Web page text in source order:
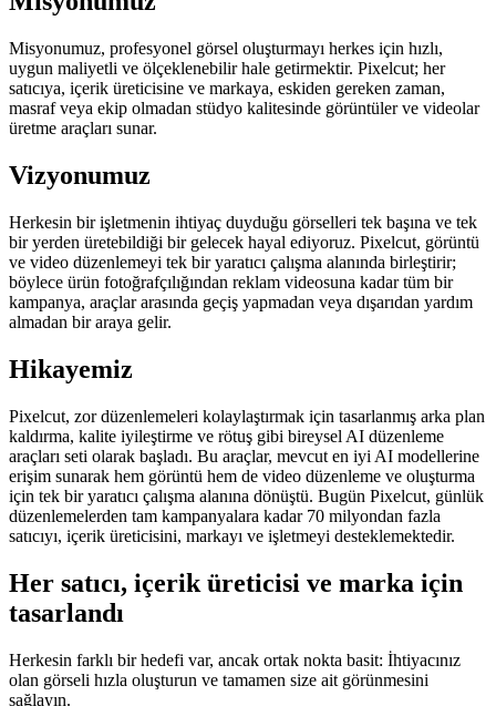
Misyonumuz, profesyonel görsel oluşturmayı herkes için hızlı,
uygun maliyetli ve ölçeklenebilir hale getirmektir. Pixelcut; her
satıcıya, içerik üreticisine ve markaya, eskiden gereken zaman,
masraf veya ekip olmadan stüdyo kalitesinde görüntüler ve videolar
üretme araçları sunar.
Vizyonumuz
Herkesin bir işletmenin ihtiyaç duyduğu görselleri tek başına ve tek
bir yerden üretebildiği bir gelecek hayal ediyoruz. Pixelcut, görüntü
ve video düzenlemeyi tek bir yaratıcı çalışma alanında birleştirir;
böylece ürün fotoğrafçılığından reklam videosuna kadar tüm bir
kampanya, araçlar arasında geçiş yapmadan veya dışarıdan yardım
almadan bir araya gelir.
Hikayemiz
Pixelcut, zor düzenlemeleri kolaylaştırmak için tasarlanmış arka plan
kaldırma, kalite iyileştirme ve rötuş gibi bireysel AI düzenleme
araçları seti olarak başladı. Bu araçlar, mevcut en iyi AI modellerine
erişim sunarak hem görüntü hem de video düzenleme ve oluşturma
için tek bir yaratıcı çalışma alanına dönüştü. Bugün Pixelcut, günlük
düzenlemelerden tam kampanyalara kadar 70 milyondan fazla
satıcıyı, içerik üreticisini, markayı ve işletmeyi desteklemektedir.
Her satıcı, içerik üreticisi ve marka için
tasarlandı
Herkesin farklı bir hedefi var, ancak ortak nokta basit: İhtiyacınız
olan görseli hızla oluşturun ve tamamen size ait görünmesini
sağlayın.